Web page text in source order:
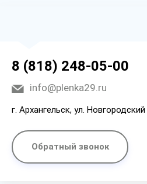
8 (818) 248-05-00
info@plenka29.ru
г. Архангельск, ул.
Обратный звонок